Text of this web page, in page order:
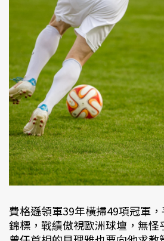
費格遜領軍39年橫掃49項冠軍
錦標，戰績傲視歐洲球壇，無怪